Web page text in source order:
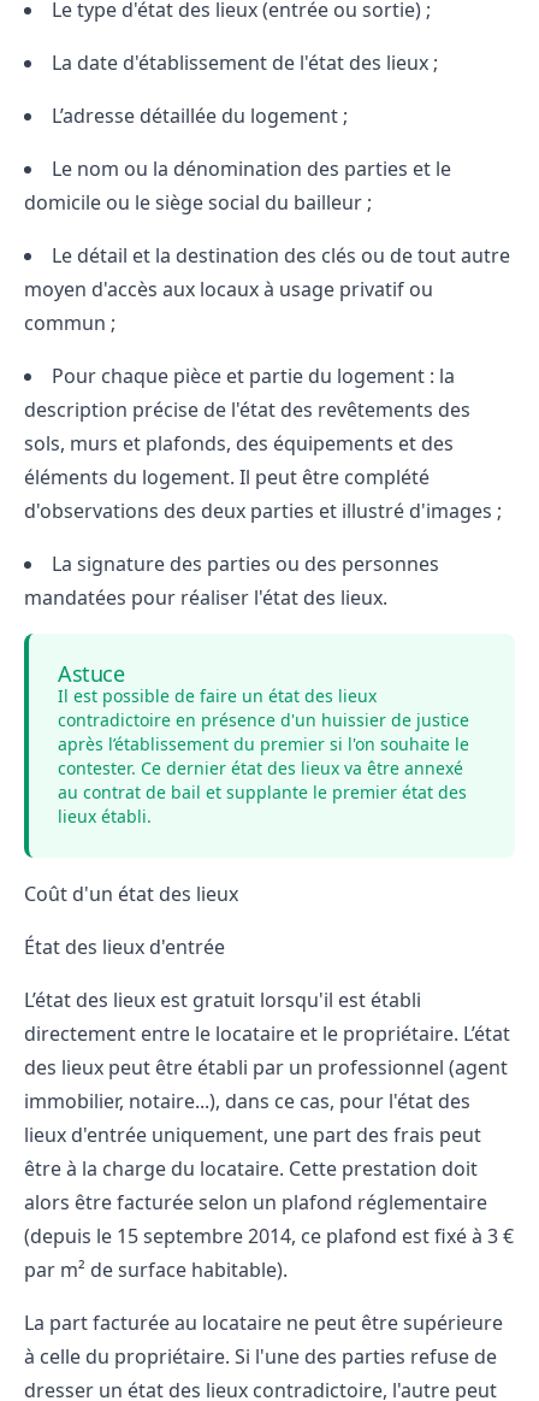
Le type d'état des lieux (entrée ou sortie) ;
La date d'établissement de l'état des lieux ;
L’adresse détaillée du logement ;
Le nom ou la dénomination des parties et le
domicile ou le siège social du bailleur ;
Le détail et la destination des clés ou de tout autre
moyen d'accès aux locaux à usage privatif ou
commun ;
Pour chaque pièce et partie du logement : la
description précise de l'état des revêtements des
sols, murs et plafonds, des équipements et des
éléments du logement. Il peut être complété
d'observations des deux parties et illustré d'images ;
La signature des parties ou des personnes
mandatées pour réaliser l'état des lieux.
Astuce
Il est possible de faire un état des lieux
contradictoire en présence d'un huissier de justice
après l’établissement du premier si l'on souhaite le
contester. Ce dernier état des lieux va être annexé
au contrat de bail et supplante le premier état des
lieux établi.
Coût d'un état des lieux
État des lieux d'entrée
L’état des lieux est gratuit lorsqu'il est établi
directement entre le locataire et le propriétaire. L’état
des lieux peut être établi par un professionnel (agent
immobilier, notaire...), dans ce cas, pour l'état des
lieux d'entrée uniquement, une part des frais peut
être à la charge du locataire. Cette prestation doit
alors être facturée selon un plafond réglementaire
(depuis le 15 septembre 2014, ce plafond est fixé à 3 €
par m² de surface habitable).
La part facturée au locataire ne peut être supérieure
à celle du propriétaire. Si l'une des parties refuse de
dresser un état des lieux contradictoire, l'autre peut